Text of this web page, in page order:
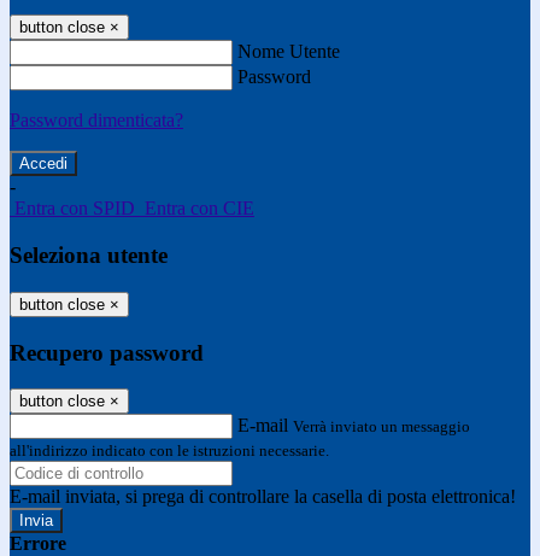
button close ×
Nome Utente
Password
Password dimenticata?
-
Entra con SPID Entra con CIE
Seleziona utente
button close ×
Recupero password
button close ×
E-mail Verrà inviato un messaggio
all'indirizzo indicato con le istruzioni necessarie.
E-mail inviata, si prega di controllare la casella di posta elettronica!
Errore